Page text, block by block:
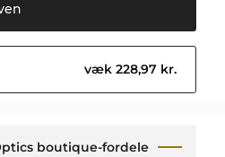
væk 228,97 kr.
boutique-fordele